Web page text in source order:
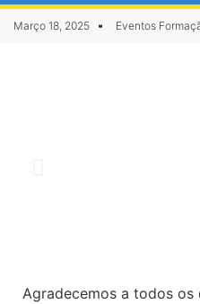
Março 18, 2025 Eventos
Agradecemos a todos